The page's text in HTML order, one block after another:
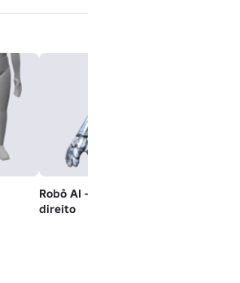
Robô AI - Braço
direito